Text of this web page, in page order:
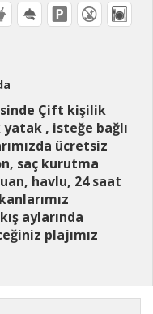
Çift kişilik
, isteğe bağlı
ücretsiz
saç kurutma
havlu, 24 saat
aylarında
plajımız